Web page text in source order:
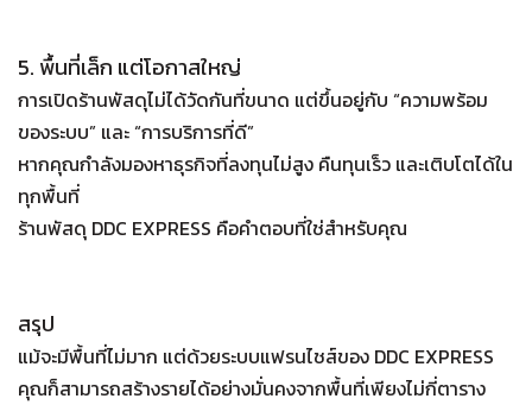
5. พื้นที่เล็ก แต่โอกาสใหญ่
การเปิดร้านพัสดุไม่ได้วัดกันที่ขนาด แต่ขึ้นอยู่กับ “ความพร้อม
ของระบบ” และ “การบริการที่ดี”
หากคุณกำลังมองหาธุรกิจที่ลงทุนไม่สูง คืนทุนเร็ว และเติบโตได้ใน
ทุกพื้นที่
ร้านพัสดุ DDC EXPRESS คือคำตอบที่ใช่สำหรับคุณ
สรุป
แม้จะมีพื้นที่ไม่มาก แต่ด้วยระบบแฟรนไชส์ของ DDC EXPRESS
คุณก็สามารถสร้างรายได้อย่างมั่นคงจากพื้นที่เพียงไม่กี่ตาราง